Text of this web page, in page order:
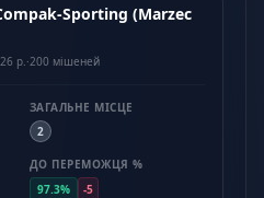
Sporting (Marzec
р. ·200 мішеней
ЗАГАЛЬНЕ МІСЦЕ
2
ДО ПЕРЕМОЖЦЯ %
97.3%
-5